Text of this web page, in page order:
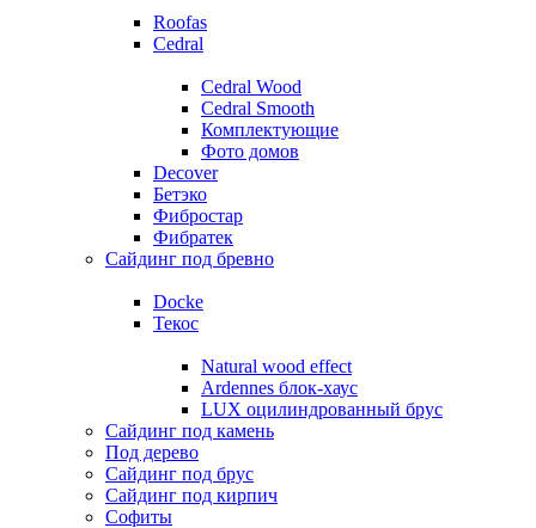
Roofas
Cedral
Cedral Wood
Cedral Smooth
Комплектующие
Фото домов
Decover
Бетэко
Фибростар
Фибратек
Сайдинг под бревно
Docke
Текос
Natural wood effect
Ardennes блок-хаус
LUX оцилиндрованный брус
Сайдинг под камень
Под дерево
Сайдинг под брус
Сайдинг под кирпич
Софиты